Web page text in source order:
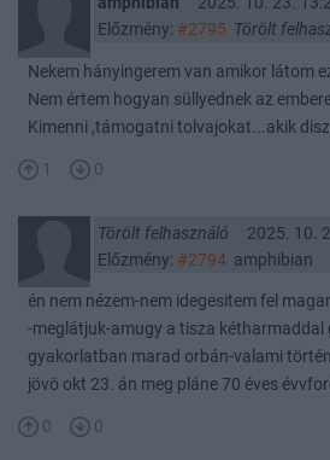
Előzmény: #2795 Törölt
Nekem hányingerem van amikor látom
Nem értem hogyan süllyednek az
Kimenni ,támogatni tolvajokat...akik
1 0
Törölt felhasználó
2025. 10.
Előzmény: #2794amphibian
én nem nézem-nem idegesitem fel
-meglátjuk-amugy a tisza kétharmaddal
gyakorlatban marad orbán-valami
jövö okt 23. án meg pláne 70 éves
0 0